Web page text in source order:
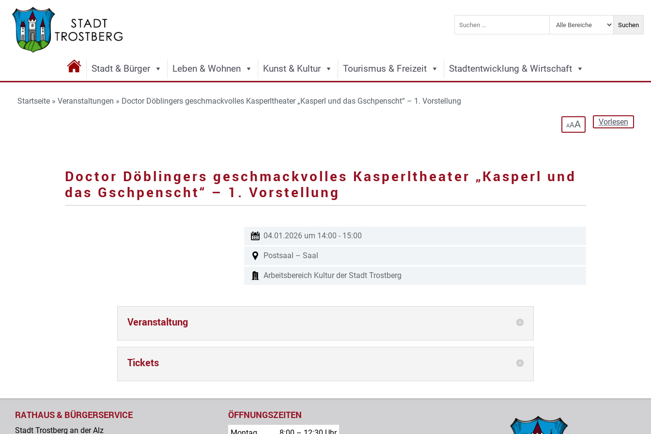
Stadt & Bürger Leben & Wohnen Kunst & Kultur Tourismus & Freizeit Stadtentwicklung & Wirtschaft
Startseite» Veranstaltungen » Doctor Döblingers geschmackvolles Kasperltheater „Kasperl und das Gschpenscht“ – 1. Vorstellung
Vorlesen
AAA
Doctor Döblingers geschmackvolles Kasperltheater „Kasperl und
das Gschpenscht“ – 1. Vorstellung
04.01.2026 um 14:00 - 15:00
Postsaal – Saal
Arbeitsbereich Kultur der Stadt Trostberg
Veranstaltung
Tickets
RATHAUS & BÜRGERSERVICE
Stadt Trostberg an der Alz
ÖFFNUNGSZEITEN